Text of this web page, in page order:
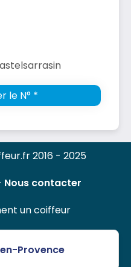
le N° *
2016 - 2025
Nous contacter
un coiffeur
Provence